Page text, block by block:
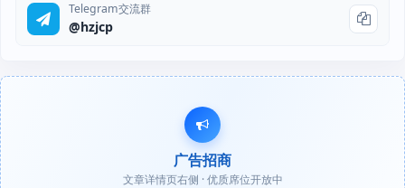
Telegram交流群
@hzjcp
广告招商
文章详情页右侧 · 优质席位开放中